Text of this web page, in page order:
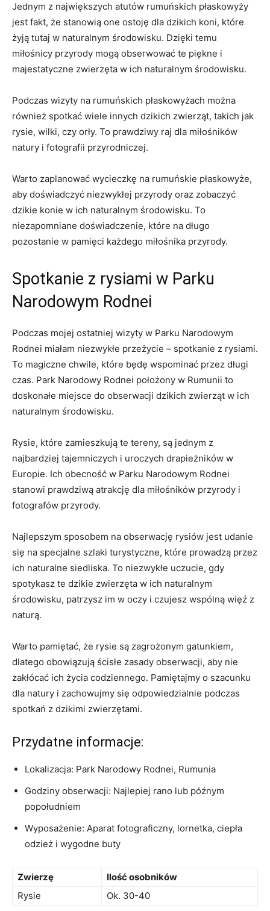
Jednym z największych atutów rumuńskich płaskowyży
jest fakt, że stanowią one ostoję dla dzikich koni, które
żyją tutaj w naturalnym środowisku. Dzięki temu
miłośnicy przyrody mogą obserwować te piękne i
majestatyczne zwierzęta w ich naturalnym środowisku.
Podczas wizyty na rumuńskich płaskowyżach można
również spotkać wiele innych dzikich zwierząt, takich jak
rysie, wilki, czy orły. To prawdziwy raj dla miłośników
natury i fotografii przyrodniczej.
Warto zaplanować wycieczkę na rumuńskie płaskowyże,
aby doświadczyć niezwykłej przyrody oraz zobaczyć
dzikie konie w ich naturalnym środowisku. To
niezapomniane doświadczenie, które na długo
pozostanie w pamięci każdego miłośnika przyrody.
Spotkanie z rysiami w Parku
Narodowym Rodnei
Podczas mojej ostatniej wizyty w Parku Narodowym
Rodnei miałam niezwykłe przeżycie – spotkanie z rysiami.
To magiczne chwile, które będę wspominać przez długi
czas. Park Narodowy Rodnei położony w Rumunii to
doskonałe miejsce do obserwacji dzikich zwierząt w ich
naturalnym środowisku.
Rysie, które zamieszkują te tereny, są jednym z
najbardziej tajemniczych i uroczych drapieżników w
Europie. Ich obecność w Parku Narodowym Rodnei
stanowi prawdziwą atrakcję dla miłośników przyrody i
fotografów przyrody.
Najlepszym sposobem na obserwację rysiów jest udanie
się na specjalne szlaki turystyczne, które prowadzą przez
ich naturalne siedliska. To niezwykłe uczucie, gdy
spotykasz te dzikie zwierzęta w ich naturalnym
środowisku, patrzysz im w oczy i czujesz wspólną więź z
naturą.
Warto pamiętać, że rysie są zagrożonym gatunkiem,
dlatego obowiązują ścisłe zasady obserwacji, aby nie
zakłócać ich życia codziennego. Pamiętajmy o szacunku
dla natury i zachowujmy się odpowiedzialnie podczas
spotkań z dzikimi zwierzętami.
Przydatne informacje:
Lokalizacja: Park Narodowy Rodnei, Rumunia
Godziny obserwacji: Najlepiej rano lub późnym
popołudniem
Wyposażenie: Aparat fotograficzny, lornetka, ciepła
odzież i wygodne buty
Zwierzę
Ilość osobników
Rysie
Ok. 30-40